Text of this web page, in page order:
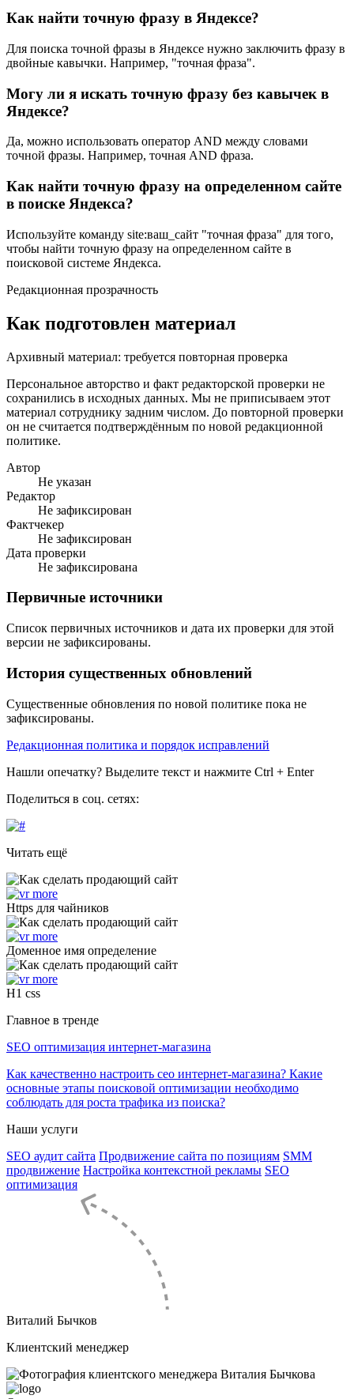
Как найти точную фразу в Яндексе?
Для поиска точной фразы в Яндексе нужно заключить фразу в
двойные кавычки. Например, "точная фраза".
Могу ли я искать точную фразу без кавычек в
Яндексе?
Да, можно использовать оператор AND между словами
точной фразы. Например, точная AND фраза.
Как найти точную фразу на определенном сайте
в поиске Яндекса?
Используйте команду site:ваш_сайт "точная фраза" для того,
чтобы найти точную фразу на определенном сайте в
поисковой системе Яндекса.
Редакционная прозрачность
Как подготовлен материал
Архивный материал: требуется повторная проверка
Персональное авторство и факт редакторской проверки не
сохранились в исходных данных. Мы не приписываем этот
материал сотруднику задним числом. До повторной проверки
он не считается подтверждённым по новой редакционной
политике.
Автор
Не указан
Редактор
Не зафиксирован
Фактчекер
Не зафиксирован
Дата проверки
Не зафиксирована
Первичные источники
Список первичных источников и дата их проверки для этой
версии не зафиксированы.
История существенных обновлений
Существенные обновления по новой политике пока не
зафиксированы.
Редакционная политика и порядок исправлений
Нашли опечатку? Выделите текст и нажмите Ctrl + Enter
Поделиться в соц. сетях:
Читать ещё
Https для чайников
Доменное имя определение
H1 css
Главное в тренде
SEO оптимизация интернет-магазина
Как качественно настроить сео интернет-магазина? Какие
основные этапы поисковой оптимизации необходимо
соблюдать для роста трафика из поиска?
Наши услуги
SEO аудит сайта Продвижение сайта по позициям SMM
продвижение Настройка контекстной рекламы SEO
оптимизация
Виталий Бычков
Клиентский менеджер